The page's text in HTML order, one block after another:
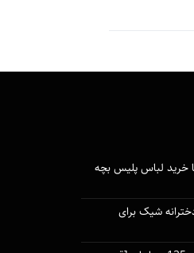
لباس پلیس بچه
شیک برای